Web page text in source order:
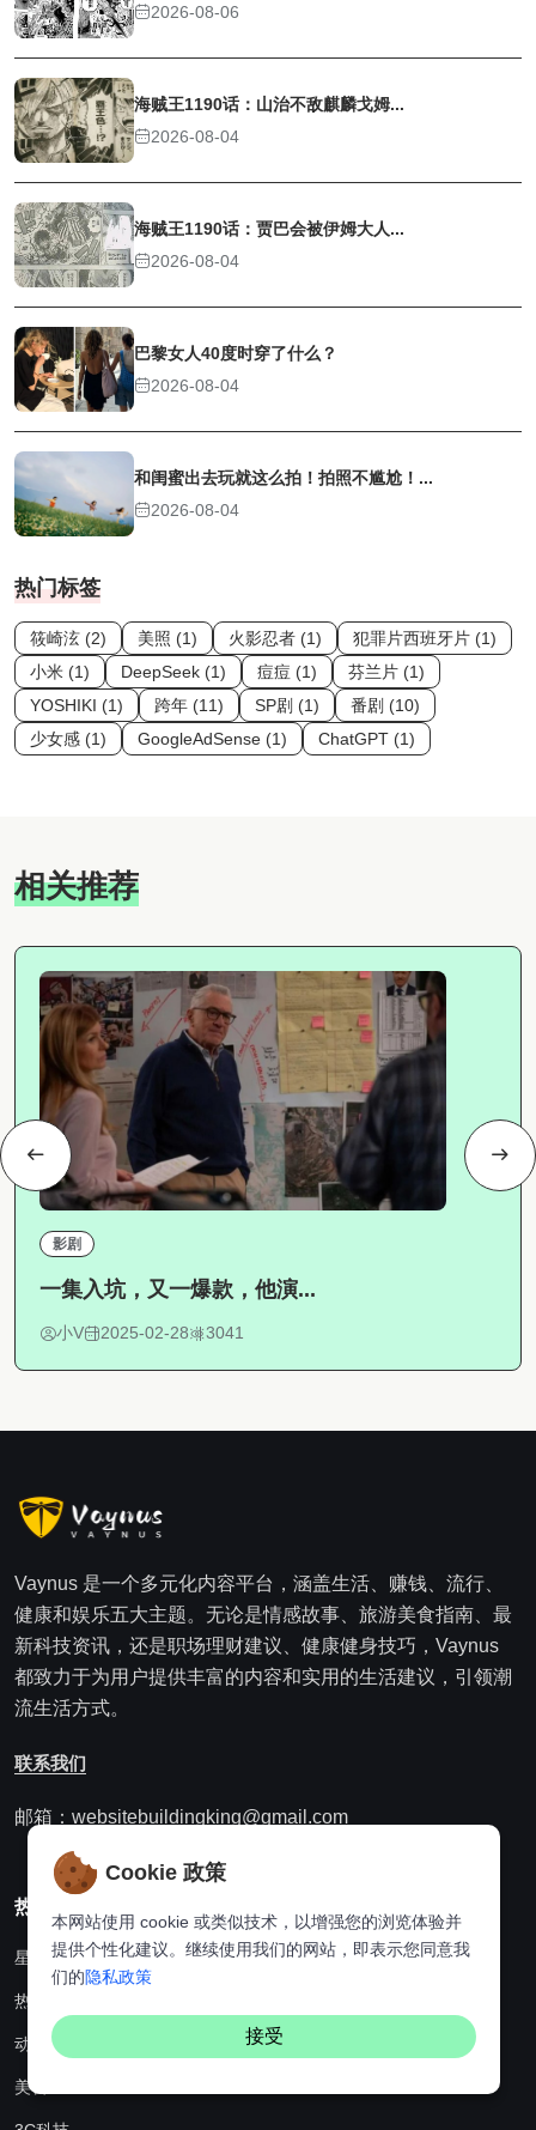
2026-08-06
海贼王1190话：山治不敌麒麟戈姆...
2026-08-04
海贼王1190话：贾巴会被伊姆大人...
2026-08-04
巴黎女人40度时穿了什么？
2026-08-04
和闺蜜出去玩就这么拍！拍照不尴尬！...
2026-08-04
热门标签
筱崎泫 (2) 美照 (1) 火影忍者 (1)
犯罪片西班牙片 (1)
小米 (1)
DeepSeek (1) 痘痘 (1)
芬兰片 (1)
YOSHIKI (1)
跨年 (11) SP剧 (1)
番剧 (10)
少女感 (1)
GoogleAdSense (1) ChatGPT (1)
相关推荐
影剧
一集入坑，又一爆款，他演...
小V 2025-02-28 3041
Vaynus 是一个多元化内容平台，涵盖生活、赚钱、流行、
健康和娱乐五大主题。无论是情感故事、旅游美食指南、最
新科技资讯，还是职场理财建议、健康健身技巧，Vaynus
都致力于为用户提供丰富的内容和实用的生活建议，引领潮
流生活方式。
联系我们
邮箱：websitebuildingking@gmail.com
热门分类
星座
热点资讯
动漫
美食
Cookie 政策
本网站使用 cookie 或类似技术，以增强您的浏览体验并
提供个性化建议。继续使用我们的网站，即表示您同意我
们的隐私政策
接受